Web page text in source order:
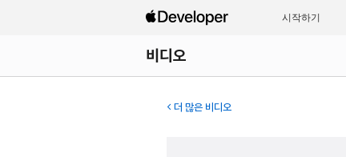
시작하기
비디오
더 많은 비디오